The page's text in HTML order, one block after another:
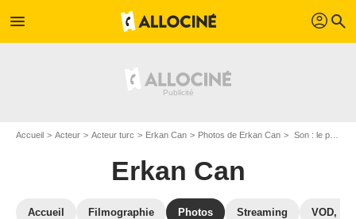
menu profil search
Accueil Acteur Acteur turc Erkan Can Photos de Erkan Can Son : le passager disparu du vol 163 : Photo Erkan Can, Ülkü Duru
Erkan Can
Accueil Filmographie Photos Streaming VOD,